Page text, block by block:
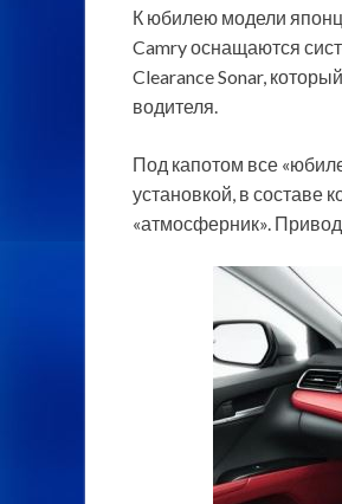
К юбилею модели
Camry оснащаются
Clearance Sonar,
водителя.
Под капотом все
установкой, в составе
«атмосферник».